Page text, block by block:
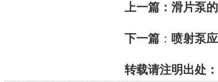
上一篇： 滑片泵
下一篇 ： 喷射泵
转载请注明出处：